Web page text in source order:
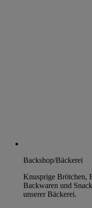
Backshop/Bäckerei
Knusprige Brötchen,
Backwaren und
unserer Bäckerei.